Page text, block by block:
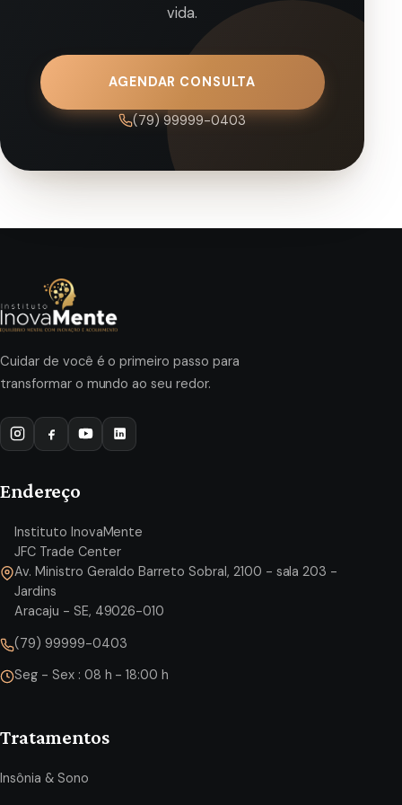
vida.
AGENDAR CONSULTA
(79) 99999-0403
Cuidar de você é o primeiro passo para
transformar o mundo ao seu redor.
Endereço
Instituto InovaMente
JFC Trade Center
Av. Ministro Geraldo Barreto Sobral, 2100 - sala 203 -
Jardins
Aracaju - SE, 49026-010
(79) 99999-0403
Seg - Sex : 08 h - 18:00 h
Tratamentos
Insônia & Sono